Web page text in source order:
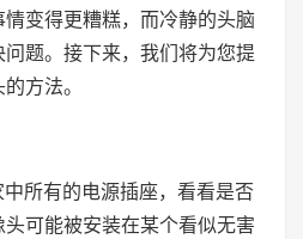
变得更糟糕，而冷静的头脑
题。接下来，我们将为您提
方法。
所有的电源插座，看看是否
可能被安装在某个看似无害